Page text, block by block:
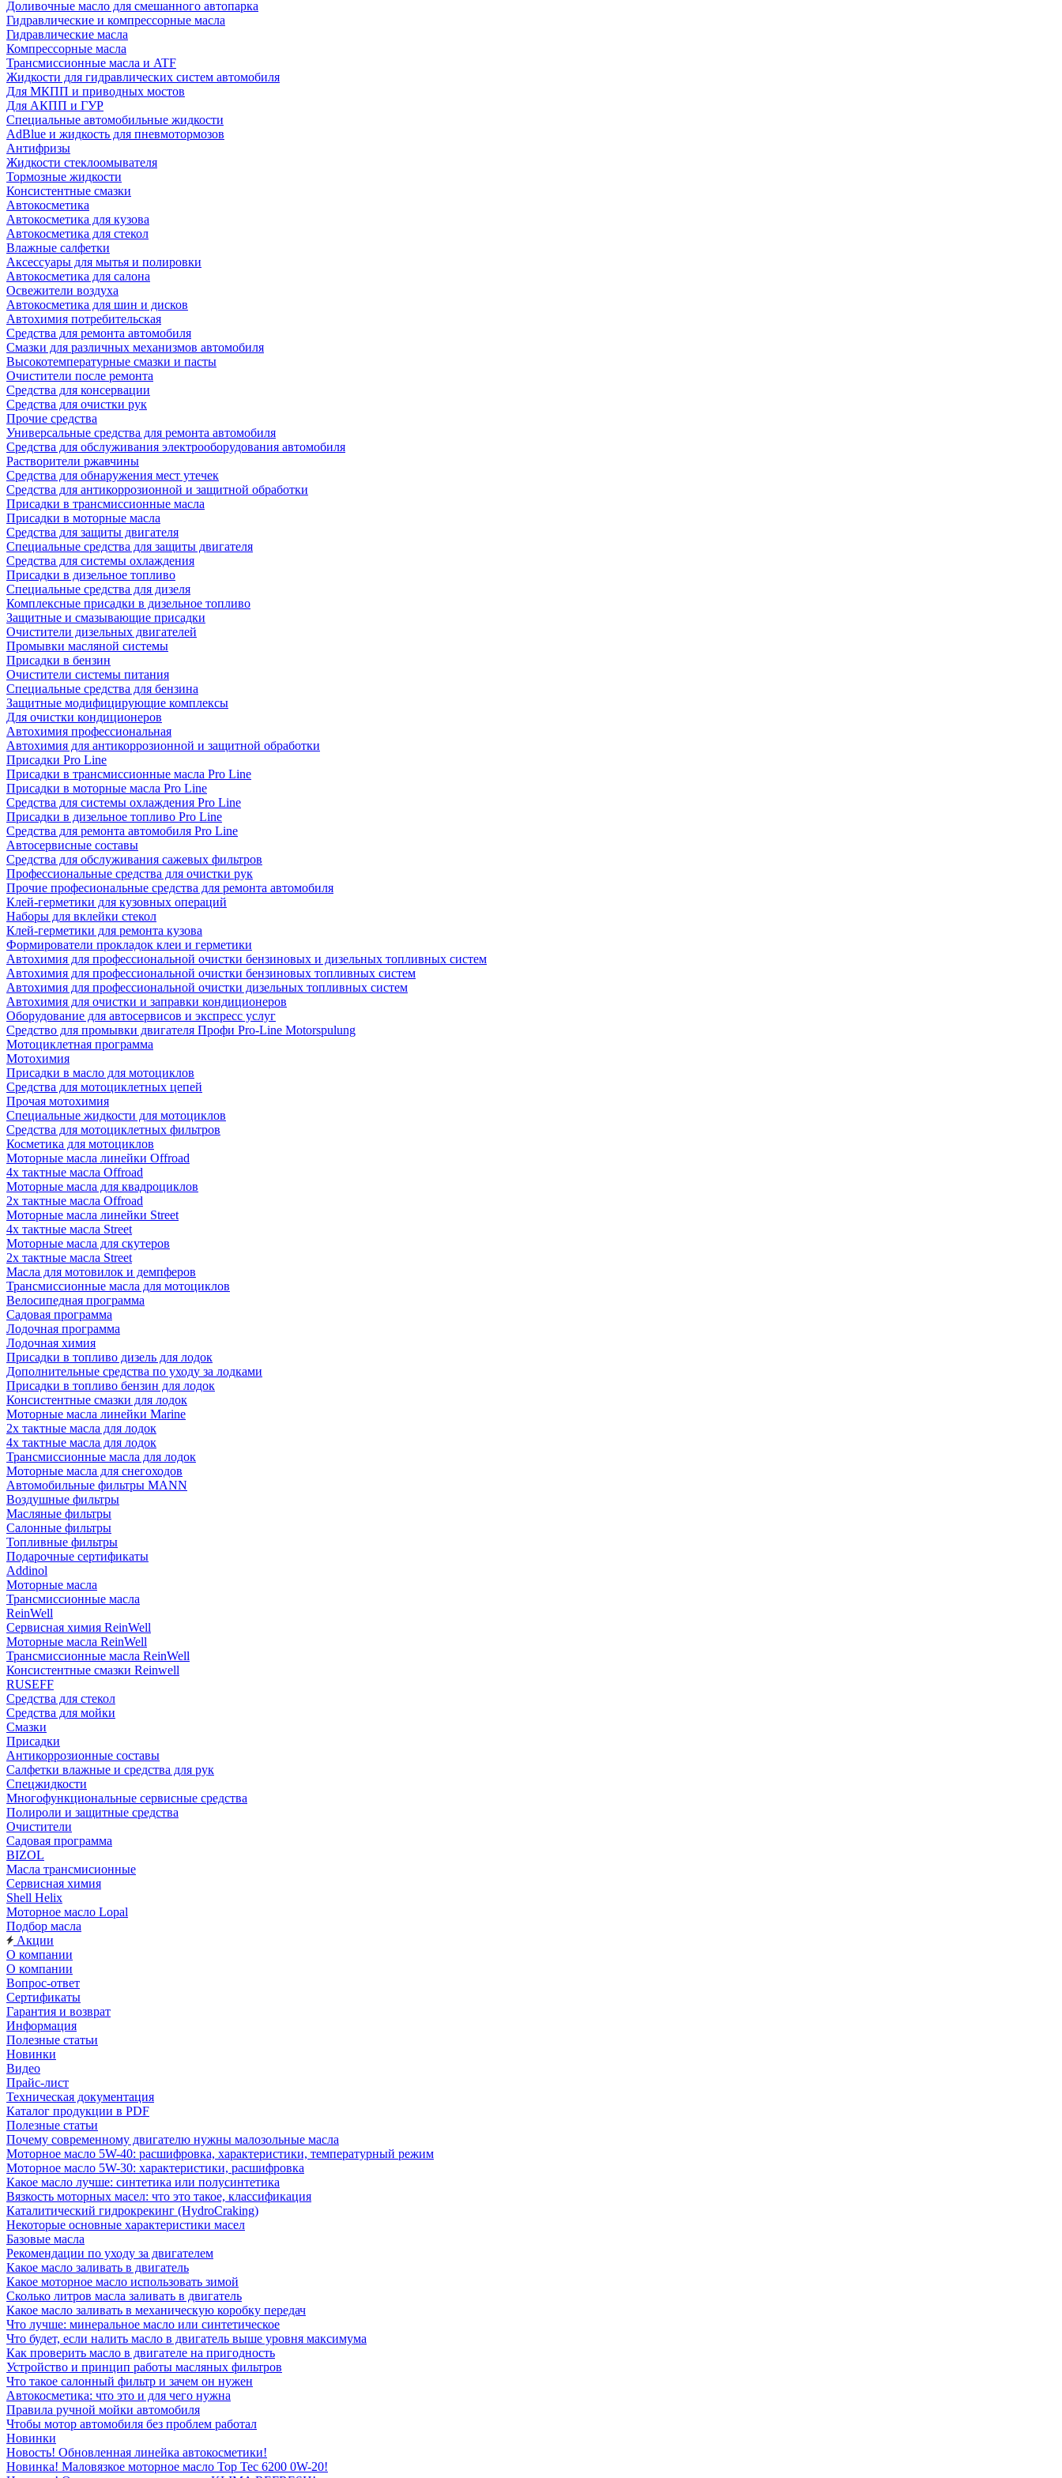
Доливочные масло для смешанного автопарка
Гидравлические и компрессорные масла
Гидравлические масла
Компрессорные масла
Трансмиссионные масла и ATF
Жидкости для гидравлических систем автомобиля
Для МКПП и приводных мостов
Для АКПП и ГУР
Специальные автомобильные жидкости
AdBlue и жидкость для пневмотормозов
Антифризы
Жидкости стеклоомывателя
Тормозные жидкости
Консистентные смазки
Автокосметика
Автокосметика для кузова
Автокосметика для стекол
Влажные салфетки
Аксессуары для мытья и полировки
Автокосметика для салона
Освежители воздуха
Автокосметика для шин и дисков
Автохимия потребительская
Средства для ремонта автомобиля
Смазки для различных механизмов автомобиля
Высокотемпературные смазки и пасты
Очистители после ремонта
Средства для консервации
Средства для очистки рук
Прочие средства
Универсальные средства для ремонта автомобиля
Средства для обслуживания электрооборудования автомобиля
Растворители ржавчины
Средства для обнаружения мест утечек
Средства для антикоррозионной и защитной обработки
Присадки в трансмиссионные масла
Присадки в моторные масла
Средства для защиты двигателя
Специальныe средства для защиты двигателя
Средства для системы охлаждения
Присадки в дизельное топливо
Спeциальные средства для дизеля
Комплексные присадки в дизельное топливо
Защитные и смазывающие присадки
Очистители дизельных двигателей
Промывки масляной системы
Присадки в бензин
Очистители системы питания
Специальные срeдства для бензина
Защитные модифицирующие комплексы
Для очистки кондиционеров
Автохимия профессиональная
Автохимия для антикоррозионной и защитной обработки
Присадки Pro Line
Присадки в трансмиссионные масла Pro Line
Присадки в моторные масла Pro Line
Средства для системы охлаждения Pro Line
Присадки в дизельное топливо Pro Line
Средства для ремонта автомобиля Pro Line
Автосервисные составы
Средства для обслуживания сажевых фильтров
Профессиональные средства для очистки рук
Прочие професиональные средства для ремонта автомобиля
Клей-герметики для кузовных операций
Наборы для вклейки стекол
Клей-герметики для ремонта кузова
Формирователи прокладок клеи и герметики
Автохимия для профессиональной очистки бензиновых и дизельных топливных систем
Автохимия для профессиональной очистки бензиновых топливных систем
Автохимия для профессиональной очистки дизельных топливных систем
Автохимия для очистки и заправки кондиционеров
Оборудование для автосервисов и экспресс услуг
Средство для промывки двигателя Профи Pro-Line Motorspulung
Мотоциклетная программа
Мотохимия
Присадки в масло для мотоциклов
Средства для мотоциклетных цепей
Прочая мотохимия
Специальные жидкости для мотоциклов
Средства для мотоциклетных фильтров
Косметика для мотоциклов
Моторные масла линейки Offroad
4х тактные масла Offroad
Моторные масла для квадроциклов
2х тактные масла Offroad
Моторные масла линейки Street
4х тактные масла Street
Моторные масла для скутеров
2х тактные масла Street
Масла для мотовилок и демпферов
Трансмиссионные масла для мотоциклов
Велосипедная программа
Садовая программа
Лодочная программа
Лодочная химия
Присадки в топливо дизель для лодок
Дополнительные средства по уходу за лодками
Присадки в топливо бензин для лодок
Консистентные смазки для лодок
Моторные масла линейки Marine
2х тактные масла для лодок
4х тактные масла для лодок
Трансмиссионные масла для лодок
Моторные масла для снегоходов
Автомобильные фильтры MANN
Воздушные фильтры
Масляные фильтры
Салонные фильтры
Топливные фильтры
Подарочные сертификаты
Addinol
Моторные масла
Трансмиссионные масла
ReinWell
Сервисная химия ReinWell
Моторные масла ReinWell
Трансмиссионные масла ReinWell
Консистентные смазки Reinwell
RUSEFF
Средства для стекол
Средства для мойки
Смазки
Присадки
Антикоррозионные составы
Салфетки влажные и средства для рук
Спецжидкости
Многофункциональные сервисные средства
Полироли и защитные средства
Очистители
Садовая программа
BIZOL
Масла трансмисионные
Сервисная химия
Shell Helix
Моторное масло Lopal
Подбор масла
Акции
О компании
О компании
Вопрос-ответ
Сертификаты
Гарантия и возврат
Информация
Полезные статьи
Новинки
Видео
Прайс-лист
Техническая документация
Каталог продукции в PDF
Полезные статьи
Почему современному двигателю нужны малозольные масла
Моторное масло 5W-40: расшифровка, характеристики, температурный режим
Моторное масло 5W-30: характеристики, расшифровка
Какое масло лучше: синтетика или полусинтетика
Вязкость моторных масел: что это такое, классификация
Каталитический гидрокрекинг (НydroСraking)
Некоторые основные характеристики масел
Базовые масла
Рекомендации по уходу за двигателем
Какое масло заливать в двигатель
Какое моторное масло использовать зимой
Сколько литров масла заливать в двигатель
Какое масло заливать в механическую коробку передач
Что лучше: минеральное масло или синтетическое
Что будет, если налить масло в двигатель выше уровня максимума
Как проверить масло в двигателе на пригодность
Устройство и принцип работы масляных фильтров
Что такое салонный фильтр и зачем он нужен
Автокосметика: что это и для чего нужна
Правила ручной мойки автомобиля
Чтобы мотор автомобиля без проблем работал
Новинки
Новость! Обновленная линейка автокосметики!
Новинка! Маловязкое моторное масло Top Tec 6200 0W-20!